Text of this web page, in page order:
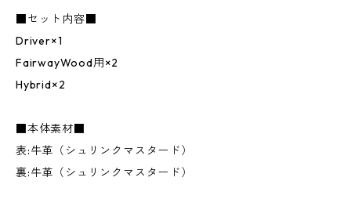
■セット内容■
Driver×1
FairwayWood用×2
Hybrid×2
■本体素材■
表:牛革（シュリンクマスタード）
裏:牛革（シュリンクマスタード）